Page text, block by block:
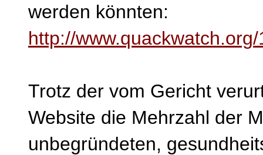
werden könnten:
http://
Trotz der vom Gericht
Website die Mehrzahl der
unbegründeten,